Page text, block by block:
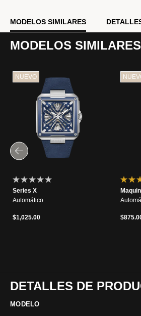
MODELOS SIMILARES
MODELOS SIMILARES
NUEVO
Series X
Automático
$1,025.00
DETALLES DE
MODELO